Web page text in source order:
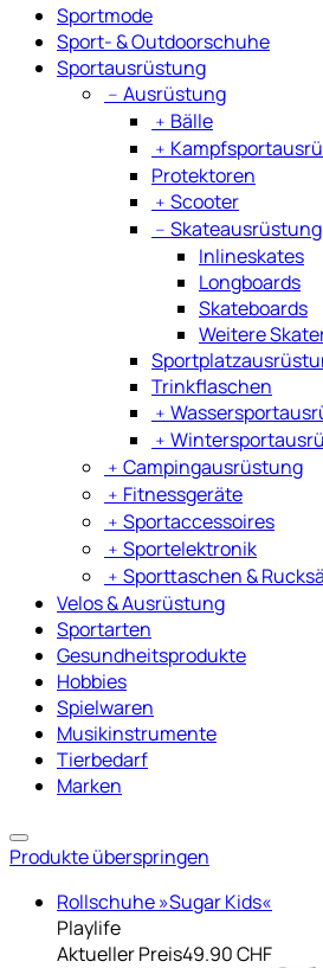
Sportmode
Sport- & Outdoorschuhe
Sportausrüstung
﹣ Ausrüstung
﹢ Bälle
﹢
Protektoren
﹢ Scooter
﹣ Skateausrüstung
Inlineskates
Longboards
Skateboards
Weitere
Trinkflaschen
﹢
﹢
﹢ Campingausrüstung
﹢ Fitnessgeräte
﹢ Sportaccessoires
﹢ Sportelektronik
﹢ Sporttaschen &
Velos & Ausrüstung
Sportarten
Gesundheitsprodukte
Hobbies
Spielwaren
Musikinstrumente
Tierbedarf
Marken
Produkte überspringen
Rollschuhe »Sugar Kids«
Playlife
Aktueller Preis49.90 CHF